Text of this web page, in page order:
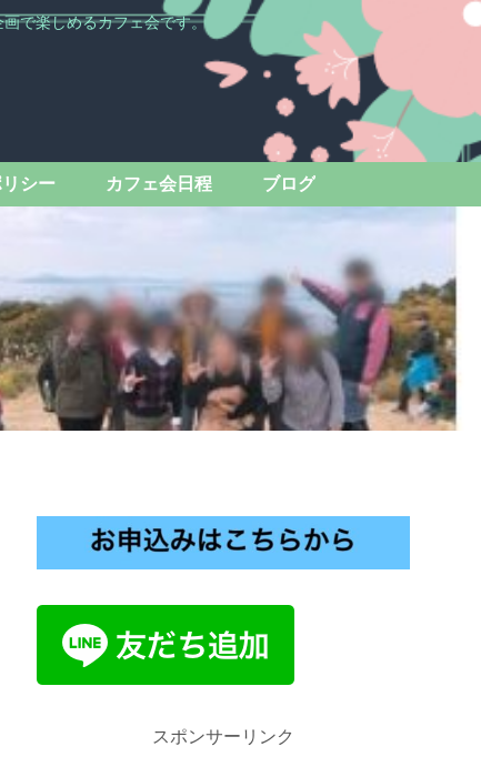
で楽しめるカフェ会です。
シー カフェ会日程 ブログ
スポンサーリンク